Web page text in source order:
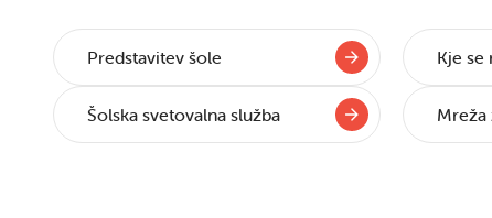
Predstavitev šole Kje se
Šolska svetovalna služba Mreža